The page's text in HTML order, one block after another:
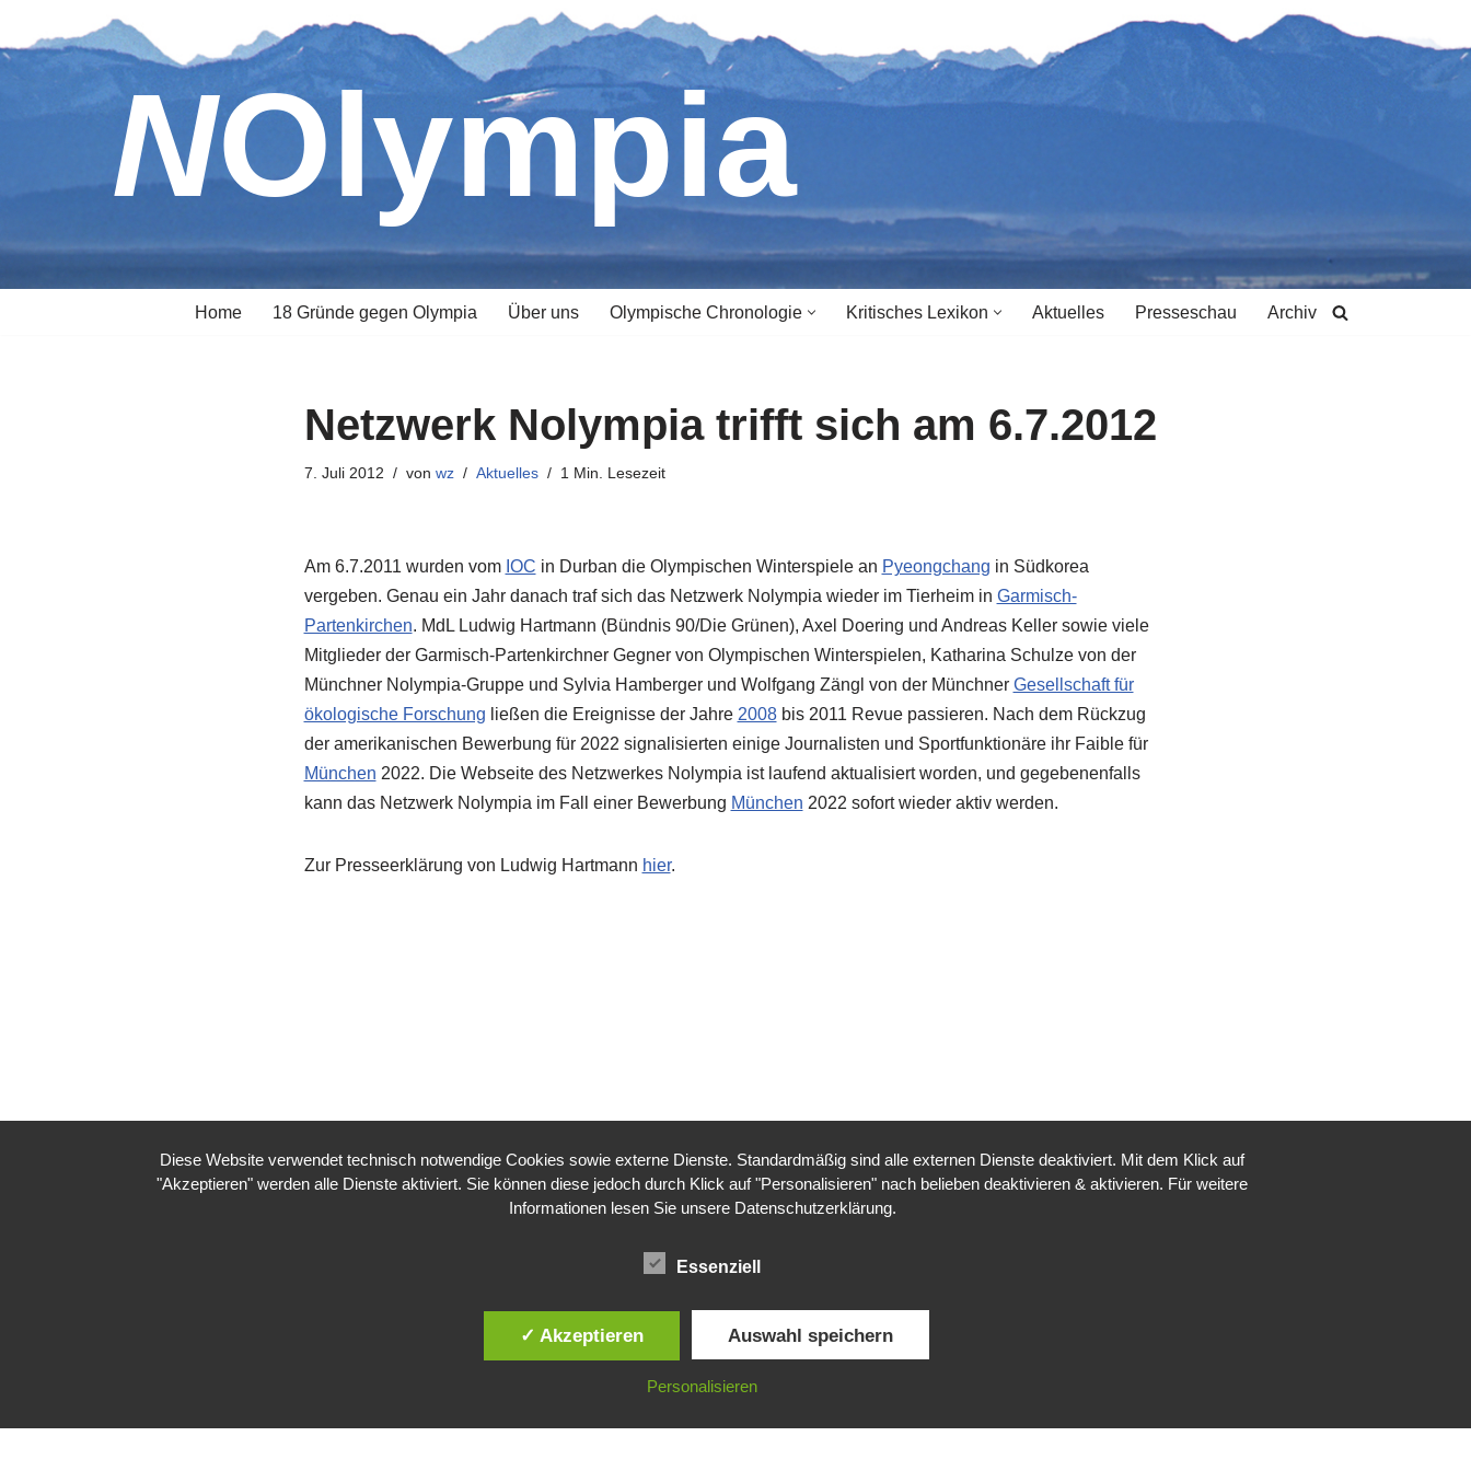
NOlympia
Home 18 Gründe gegen Olympia Über uns Olympische Chronologie Kritisches Lexikon Aktuelles Presseschau Archiv
Netzwerk Nolympia trifft sich am 6.7.2012
7. Juli 2012 von wz Aktuelles 1 Min. Lesezeit
Am 6.7.2011 wurden vom IOC in Durban die Olympischen Winterspiele an Pyeongchang in Südkorea
vergeben. Genau ein Jahr danach traf sich das Netzwerk Nolympia wieder im Tierheim in Garmisch-
Partenkirchen. MdL Ludwig Hartmann (Bündnis 90/Die Grünen), Axel Doering und Andreas Keller sowie viele
Mitglieder der Garmisch-Partenkirchner Gegner von Olympischen Winterspielen, Katharina Schulze von der
Münchner Nolympia-Gruppe und Sylvia Hamberger und Wolfgang Zängl von der Münchner Gesellschaft für
ökologische Forschung ließen die Ereignisse der Jahre 2008bis 2011 Revue passieren. Nach dem Rückzug
der amerikanischen Bewerbung für 2022 signalisierten einige Journalisten und Sportfunktionäre ihr Faible für
München 2022. Die Webseite des Netzwerkes Nolympia ist laufend aktualisiert worden, und gegebenenfalls
kann das Netzwerk Nolympia im Fall einer Bewerbung München 2022 sofort wieder aktiv werden.
Zur Presseerklärung von Ludwig Hartmann hier.
Gesellschaft für ökologische Forschung e.V.
Diese Website verwendet technisch notwendige Cookies sowie externe Dienste. Standardmäßig sind alle externen Dienste deaktiviert. Mit dem Klick auf
"Akzeptieren" werden alle Dienste aktiviert. Sie können diese jedoch durch Klick auf "Personalisieren" nach belieben deaktivieren & aktivieren. Für weitere
Informationen lesen Sie unsere Datenschutzerklärung.
Essenziell
✓ Akzeptieren Auswahl speichern
Personalisieren